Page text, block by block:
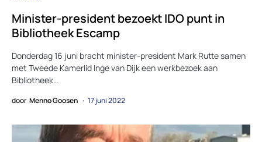
Minister-president bezoekt IDO punt in
Bibliotheek Escamp
Donderdag 16 juni bracht minister-president Mark Rutte samen
met Tweede Kamerlid Inge van Dijk een werkbezoek aan
Bibliotheek…
door Menno Goosen 17 juni 2022